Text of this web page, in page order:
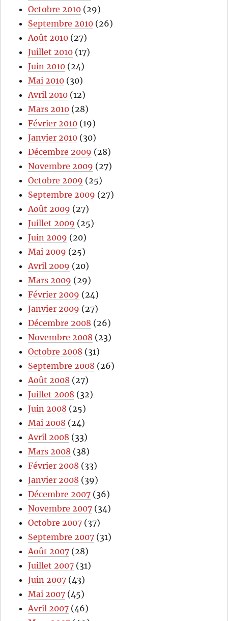
Octobre 2010 (29)
Septembre 2010 (26)
Août 2010 (27)
Juillet 2010 (17)
Juin 2010 (24)
Mai 2010 (30)
Avril 2010 (12)
Mars 2010 (28)
Février 2010 (19)
Janvier 2010 (30)
Décembre 2009 (28)
Novembre 2009 (27)
Octobre 2009 (25)
Septembre 2009 (27)
Août 2009 (27)
Juillet 2009 (25)
Juin 2009 (20)
Mai 2009 (25)
Avril 2009 (20)
Mars 2009 (29)
Février 2009 (24)
Janvier 2009 (27)
Décembre 2008 (26)
Novembre 2008 (23)
Octobre 2008 (31)
Septembre 2008 (26)
Août 2008 (27)
Juillet 2008 (32)
Juin 2008 (25)
Mai 2008 (24)
Avril 2008 (33)
Mars 2008 (38)
Février 2008 (33)
Janvier 2008 (39)
Décembre 2007 (36)
Novembre 2007 (34)
Octobre 2007 (37)
Septembre 2007 (31)
Août 2007 (28)
Juillet 2007 (31)
Juin 2007 (43)
Mai 2007 (45)
Avril 2007 (46)